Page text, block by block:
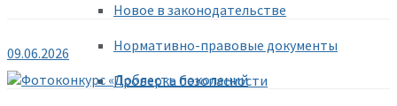
Новое в законодательстве
Нормативно-правовые документы
Проверка безопасности
09.06.2026